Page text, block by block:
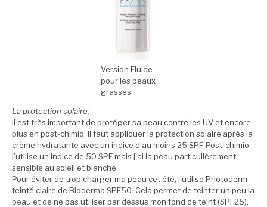
Version Fluide
pour les peaux
grasses
La protection solaire:
Il est très important de protéger sa peau contre les UV et encore
plus en post-chimio. Il faut appliquer la protection solaire après la
crème hydratante avec un indice d’au moins 25 SPF. Post-chimio,
j’utilise un indice de 50 SPF mais j’ai la peau particulièrement
sensible au soleil et blanche.
Pour éviter de trop charger ma peau cet été, j’utilise Photoderm
teinté claire de Bioderma SPF50. Cela permet de teinter un peu la
peau et de ne pas utiliser par dessus mon fond de teint (SPF25).